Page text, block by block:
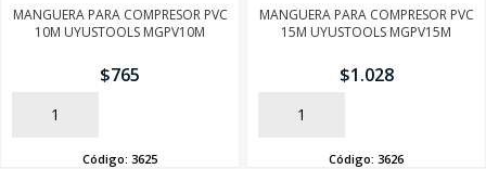
MANGUERA PARA COMPRESOR PVC
10M UYUSTOOLS MGPV10M
$765
AÑADIR
Código: 3625
MANGUERA PARA COMPRESOR PVC
15M UYUSTOOLS MGPV15M
$1.028
AÑADIR
Código: 3626